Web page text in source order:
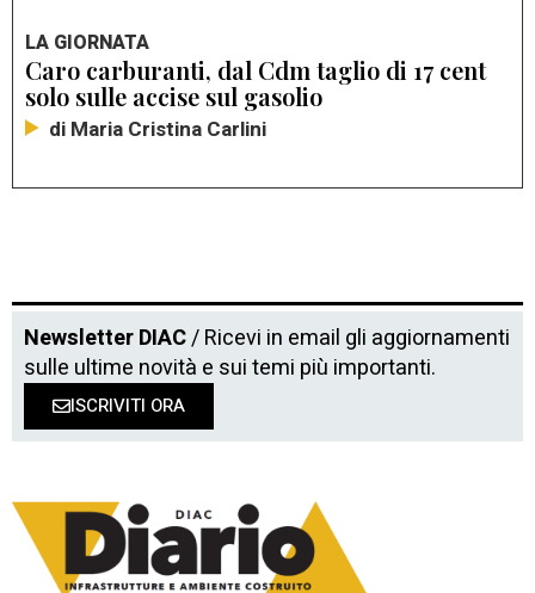
LA GIORNATA
Caro carburanti, dal Cdm taglio di 17 cent
solo sulle accise sul gasolio
di Maria Cristina Carlini
Newsletter DIAC/ Ricevi in email gli aggiornamenti
sulle ultime novità e sui temi più importanti.
ISCRIVITI ORA